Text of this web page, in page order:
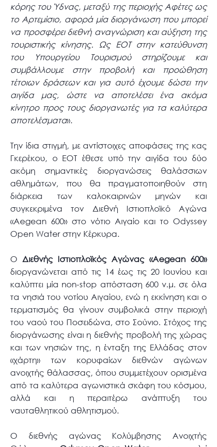
κόρης του Ύδνας, μεταξύ της περιοχής Αφέτες ως
το Αρτεμίσιο, αφορά μία διοργάνωση που μπορεί
να προσφέρει διεθνή αναγνώριση και αύξηση της
τουριστικής κίνησης. Ως ΕΟΤ στην κατεύθυνση
του Υπουργείου Τουρισμού στηρίζουμε και
συμβάλλουμε στην προβολή και προώθηση
τέτοιων δράσεων και για αυτό έχουμε δώσει την
αιγίδα μας, ώστε να αποτελέσει ένα ακόμα
κίνητρο προς τους διοργανωτές για τα καλύτερα
αποτελέσματα».
Την ίδια στιγμή, με αντίστοιχες αποφάσεις της κας
Γκερέκου, ο ΕΟΤ έθεσε υπό την αιγίδα του δύο
ακόμη σημαντικές διοργανώσεις θαλάσσιων
αθλημάτων, που θα πραγματοποιηθούν στη
διάρκεια των καλοκαιρινών μηνών και
συγκεκριμένα τον Διεθνή Ιστιοπλοϊκό Αγώνα
«Aegean 600» στο νότιο Αιγαίο και το Odyssey
Open Water στην Κέρκυρα.
Ο Διεθνής Ιστιοπλοϊκός Αγώνας «Aegean 600»
διοργανώνεται από τις 14 έως τις 20 Ιουνίου και
καλύπτει μία non-stop απόσταση 600 ν.μ. σε όλα
τα νησιά του νοτίου Αιγαίου, ενώ η εκκίνηση και ο
τερματισμός θα γίνουν συμβολικά στην περιοχή
του ναού του Ποσειδώνα, στο Σούνιο. Στόχος της
διοργάνωσης είναι η διεθνής προβολή της χώρας
και των νησιών της, η ένταξη της Ελλάδας στον
«χάρτη» των κορυφαίων διεθνών αγώνων
ανοιχτής θάλασσας, όπου συμμετέχουν ορισμένα
από τα καλύτερα αγωνιστικά σκάφη του κόσμου,
αλλά και η περαιτέρω ανάπτυξη του
ναυταθλητικού αθλητισμού.
Ο διεθνής αγώνας Κολύμβησης Ανοιχτής